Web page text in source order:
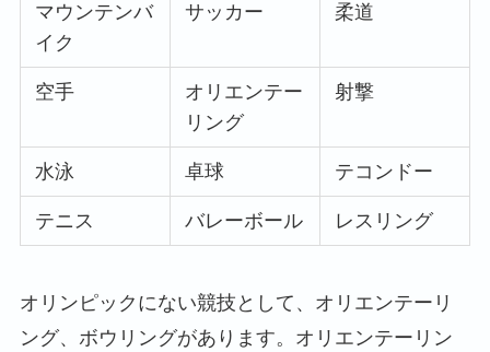
マウンテンバ
イク
サッカー 柔道
空手
オリエンテー
リング
射撃
水泳 卓球 テコンドー
テニス バレーボール レスリング
オリンピックにない競技として、オリエンテーリ
ング、ボウリングがあります。オリエンテーリン